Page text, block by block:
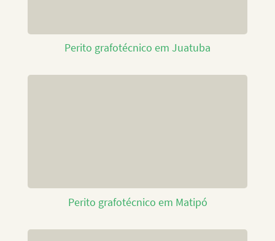
Perito grafotécnico em Juatuba
Perito grafotécnico em Matipó